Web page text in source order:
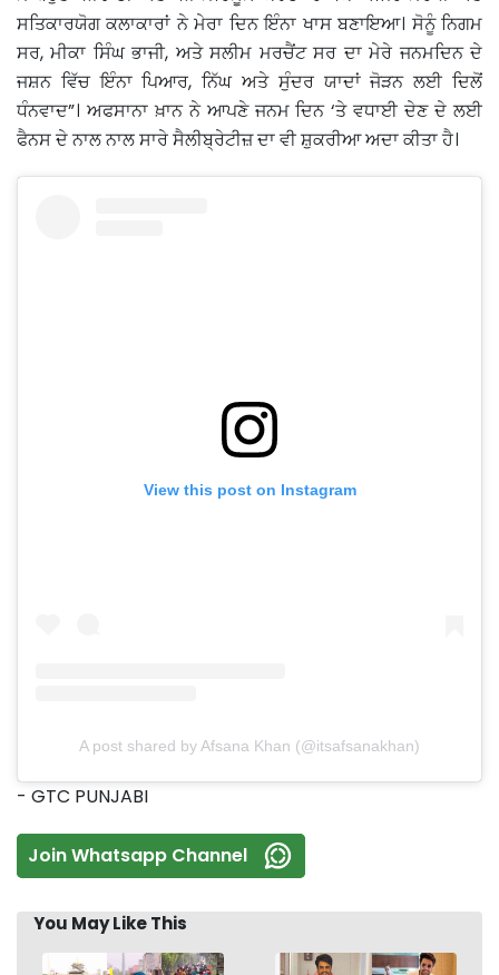
ਸਤਿਕਾਰਯੋਗ ਕਲਾਕਾਰਾਂ ਨੇ ਮੇਰਾ ਦਿਨ ਇੰਨਾ ਖਾਸ ਬਣਾਇਆ। ਸੋਨੂੰ ਨਿਗਮ
ਸਰ, ਮੀਕਾ ਸਿੰਘ ਭਾਜੀ, ਅਤੇ ਸਲੀਮ ਮਰਚੈਂਟ ਸਰ ਦਾ ਮੇਰੇ ਜਨਮਦਿਨ ਦੇ
ਜਸ਼ਨ ਵਿੱਚ ਇੰਨਾ ਪਿਆਰ, ਨਿੱਘ ਅਤੇ ਸੁੰਦਰ ਯਾਦਾਂ ਜੋੜਨ ਲਈ ਦਿਲੋਂ
ਧੰਨਵਾਦ”। ਅਫਸਾਨਾ ਖ਼ਾਨ ਨੇ ਆਪਣੇ ਜਨਮ ਦਿਨ ‘ਤੇ ਵਧਾਈ ਦੇਣ ਦੇ ਲਈ
ਫੈਨਸ ਦੇ ਨਾਲ ਨਾਲ ਸਾਰੇ ਸੈਲੀਬ੍ਰੇਟੀਜ਼ ਦਾ ਵੀ ਸ਼ੁਕਰੀਆ ਅਦਾ ਕੀਤਾ ਹੈ।
View this post on Instagram
A post shared by Afsana Khan (@itsafsanakhan)
- GTC PUNJABI
Join Whatsapp Channel
You May Like This